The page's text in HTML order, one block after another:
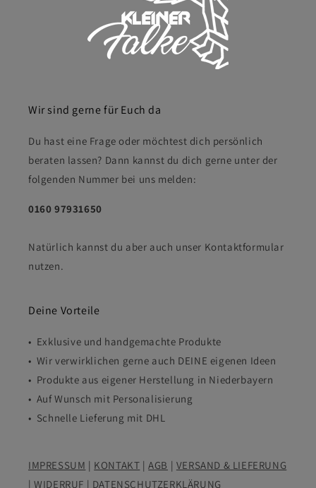
Wir sind gerne für Euch da
Du hast eine Frage oder möchtest dich persönlich
beraten lassen? Dann kannst du dich gerne unter der
folgenden Nummer bei uns melden:
0160 97931650
Natürlich kannst du aber auch unser Kontaktformular
nutzen.
Deine Vorteile
• Exklusive und handgemachte Produkte
• Wir verwirklichen gerne auch DEINE eigenen Ideen
• Produkte aus eigener Herstellung in Niederbayern
• Auf Wunsch mit Personalisierung
• Schnelle Lieferung mit DHL
IMPRESSUM | KONTAKT |AGB | VERSAND & LIEFERUNG
|WIDERRUF | DATENSCHUTZERKLÄRUNG